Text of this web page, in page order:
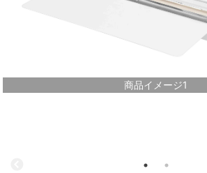
商品イメージ1